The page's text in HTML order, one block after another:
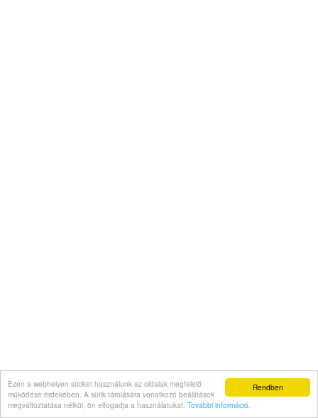
Rendben
Ezen a webhelyen sütiket használunk az oldalak megfelelő
működése érdekében. A sütik tárolására vonatkozó beállítások
megváltoztatása nélkül, ön elfogadja a használatukat. További információ.